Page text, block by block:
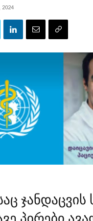
ჯანდაცვის